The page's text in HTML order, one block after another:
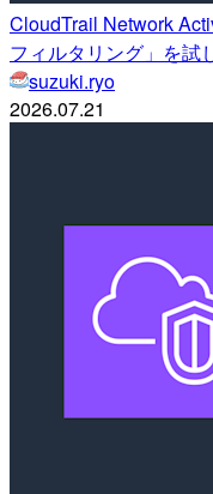
CloudTrail Network
フィルタリング」を試
suzuki.ryo
2026.07.21